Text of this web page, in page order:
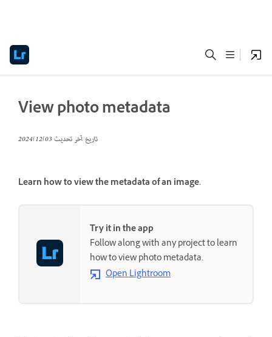
View photo metadata
تاريخ آخر تحديث03‏/12‏/2024
Learn how to view the metadata of an image.
Try it in the app
Follow along with any project to learn
how to view photo metadata.
Open Lightroom